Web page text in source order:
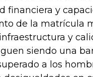
financiera y
de la matrícula
y
siendo una
a los